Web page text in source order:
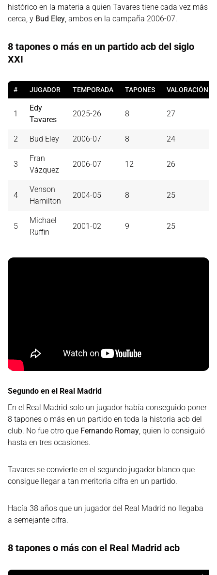
histórico en la materia a quien Tavares tiene cada vez más
cerca, y Bud Eley, ambos en la campaña 2006-07.
8 tapones o más en un partido acb del siglo
XXI
# JUGADOR TEMPORADA TAPONES VALORACIÓN
1
Edy
Tavares
2025-26 8 27
2 Bud Eley 2006-07 8 24
3
Fran
Vázquez
2006-07 12 26
4
Venson
Hamilton
2004-05 8 25
5
Michael
Ruffin
2001-02 9 25
Segundo en el Real Madrid
En el Real Madrid solo un jugador había conseguido poner
8 tapones o más en un partido en toda la historia acb del
club. No fue otro que Fernando Romay, quien lo consiguió
hasta en tres ocasiones.
Tavares se convierte en el segundo jugador blanco que
consigue llegar a tan meritoria cifra en un partido.
Hacía 38 años que un jugador del Real Madrid no llegaba
a semejante cifra.
8 tapones o más con el Real Madrid acb